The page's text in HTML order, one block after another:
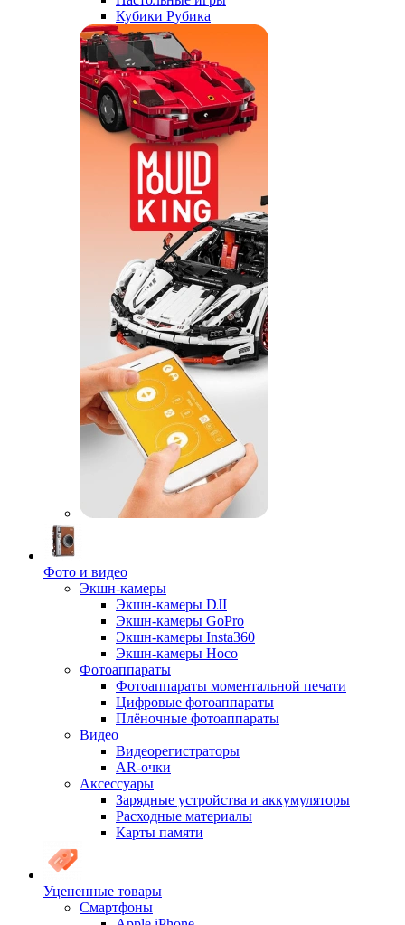
Кубики Рубика
Фото и видео
Экшн-камеры
Экшн-камеры DJI
Экшн-камеры GoPro
Экшн-камеры Insta360
Экшн-камеры Hoco
Фотоаппараты
Фотоаппараты моментальной печати
Цифровые фотоаппараты
Плёночные фотоаппараты
Видео
Видеорегистраторы
AR-очки
Аксессуары
Зарядные устройства и аккумуляторы
Расходные материалы
Карты памяти
Уцененные товары
Cмартфоны